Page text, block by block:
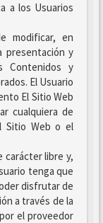
a los Usuarios
modificar, en
presentación y
Contenidos y
El Usuario
El Sitio Web
cualquiera de
Sitio Web o el
carácter libre y,
tenga que
disfrutar de
a través de la
el proveedor